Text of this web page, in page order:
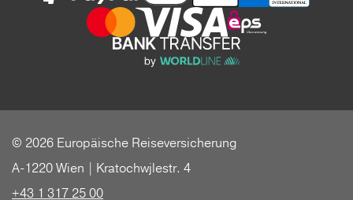
© 2026 Europäische Reiseversicherung
A-1220 Wien | Kratochwjlestr. 4
+43 1 317 25 00